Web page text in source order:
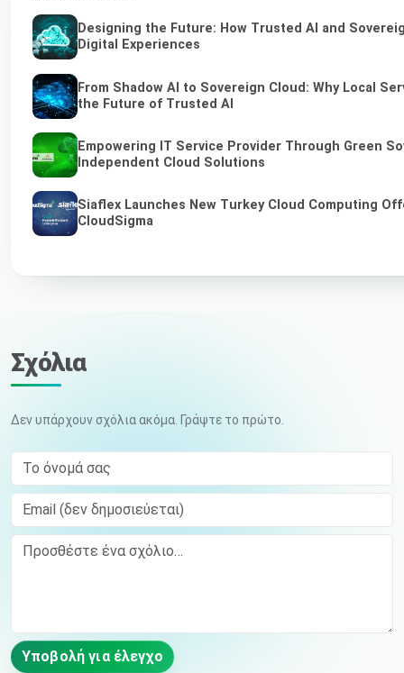
Designing the Future: How Trusted AI and
Digital Experiences
From Shadow AI to Sovereign Cloud: Why Local
the Future of Trusted AI
Empowering IT Service Provider Through Green
Independent Cloud Solutions
Siaflex Launches New Turkey Cloud Computing
CloudSigma
Σχόλια
Δεν υπάρχουν σχόλια ακόμα. Γράψτε το πρώτο.
Το όνομά σας
Email (δεν δημοσιεύεται)
Comment
Υποβολή για έλεγχο